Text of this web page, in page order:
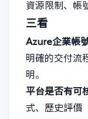
資源限制、帳
三看
Azure企業帳
明確的交付流
明。
平台是否有可
式、歷史評價